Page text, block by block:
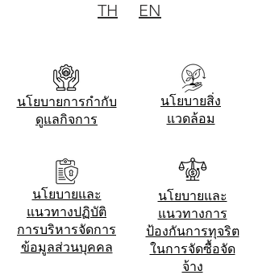
TH EN
นโยบายการกำกับ
ดูแลกิจการ
นโยบายสิ่ง
แวดล้อม
นโยบายและ
แนวทางปฏิบัติ
การบริหารจัดการ
ข้อมูลส่วนบุคคล
นโยบายและ
แนวทางการ
ป้องกันการทุจริต
ในการจัดซื้อจัด
จ้าง